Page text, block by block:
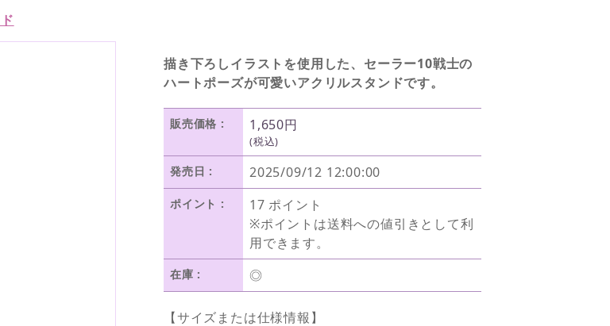
描き下ろしイラストを使用した、セーラー10戦士の
ハートポーズが可愛いアクリルスタンドです。
販売価格 : 1,650円
(税込)
発売日 : 2025/09/12 12:00:00
ポイント :
17 ポイント
※ポイントは送料への値引きとして利
用できます。
在庫 : ◎
【サイズまたは仕様情報】